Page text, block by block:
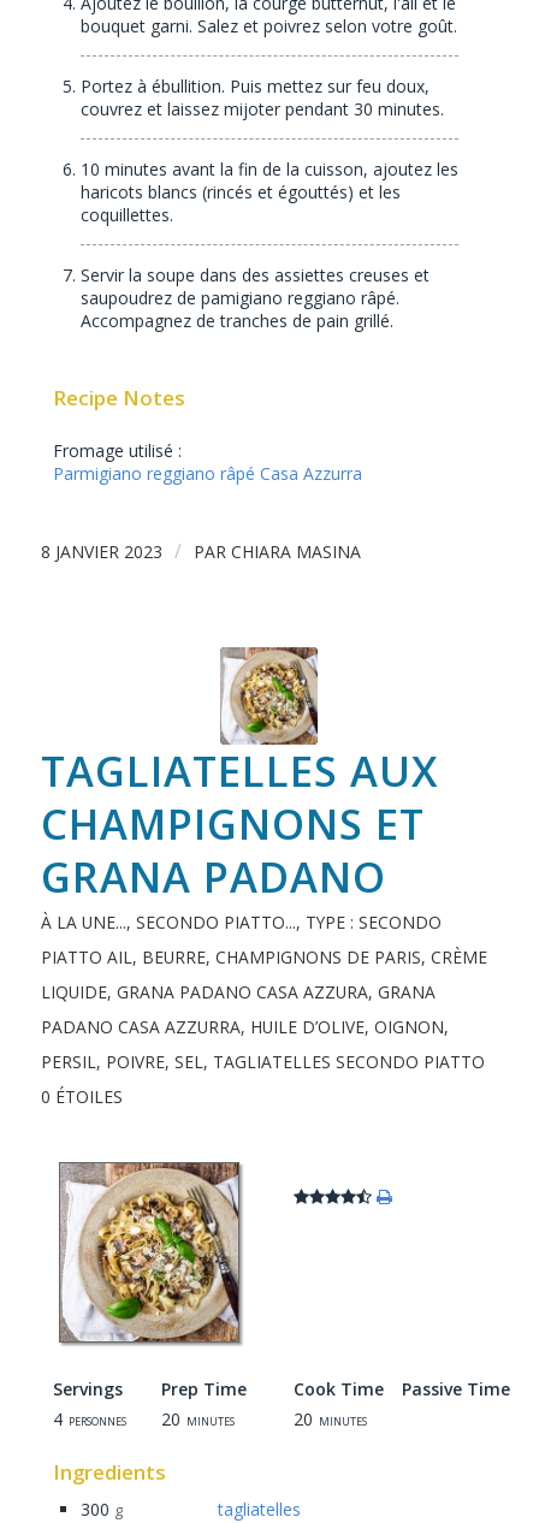
bouquet garni. Salez et poivrez selon votre goût.
Portez à ébullition. Puis mettez sur feu doux,
couvrez et laissez mijoter pendant 30 minutes.
10 minutes avant la fin de la cuisson, ajoutez les
haricots blancs (rincés et égouttés) et les
coquillettes.
Servir la soupe dans des assiettes creuses et
saupoudrez de pamigiano reggiano râpé.
Accompagnez de tranches de pain grillé.
Recipe Notes
Fromage utilisé :
Parmigiano reggiano râpé Casa Azzurra
8 JANVIER 2023 / PAR CHIARA MASINA
TAGLIATELLES AUX
CHAMPIGNONS ET
GRANA PADANO
À LA UNE..., SECONDO PIATTO..., TYPE : SECONDO
PIATTO AIL, BEURRE, CHAMPIGNONS DE PARIS, CRÈME
LIQUIDE, GRANA PADANO CASA AZZURA, GRANA
PADANO CASA AZZURRA, HUILE D’OLIVE, OIGNON,
PERSIL, POIVRE, SEL, TAGLIATELLES SECONDO PIATTO
0 ÉTOILES
Servings
Prep Time
4 personnes 20 minutes
Cook Time
Passive Time
20 minutes
Ingredients
300 g
tagliatelles